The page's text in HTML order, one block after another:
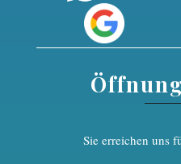
Sie erreichen uns